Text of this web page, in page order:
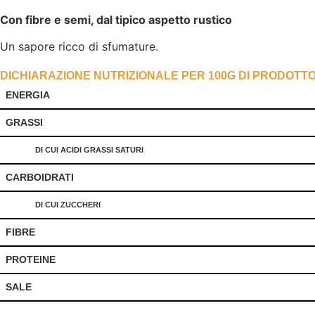
Con fibre e semi, dal tipico aspetto rustico
Un sapore ricco di sfumature.
DICHIARAZIONE NUTRIZIONALE PER 100G DI
ENERGIA
GRASSI
DI CUI ACIDI GRASSI SATURI
CARBOIDRATI
DI CUI ZUCCHERI
FIBRE
PROTEINE
SALE